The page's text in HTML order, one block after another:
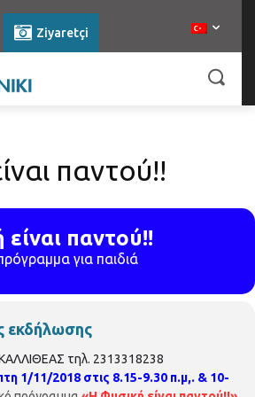
Ziyaretçi
παντού!!
παντού!!
για παιδιά
εκδήλωσης
τηλ. 2313318238
1/11/2018 στις 8.15-9.30 π.μ,. & 10-